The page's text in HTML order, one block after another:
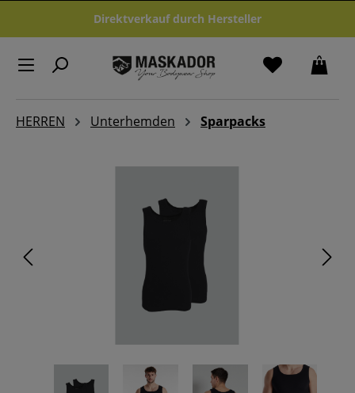
Zum Hauptinhalt springenDirektverkauf durch Hersteller
HERREN Unterhemden Sparpacks